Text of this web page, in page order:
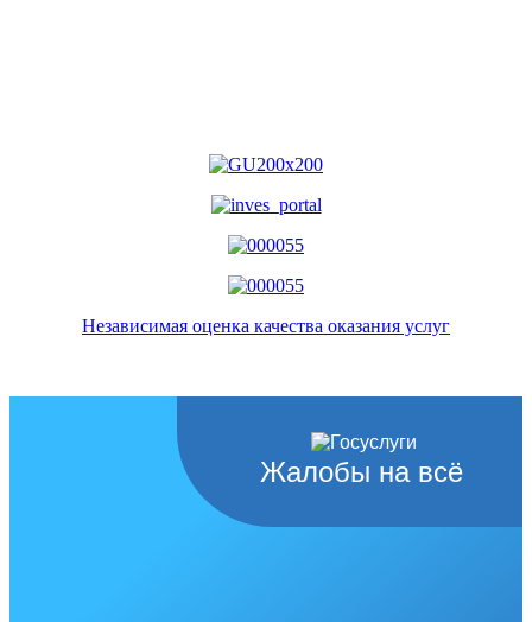
Независимая оценка качества оказания услуг
Жалобы на всё